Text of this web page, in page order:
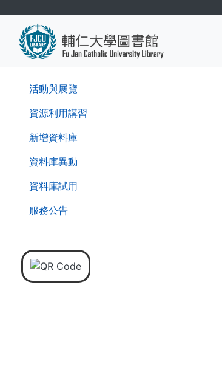
活動與展覽
資源利用講習
新增資料庫
資料庫異動
資料庫試用
服務公告